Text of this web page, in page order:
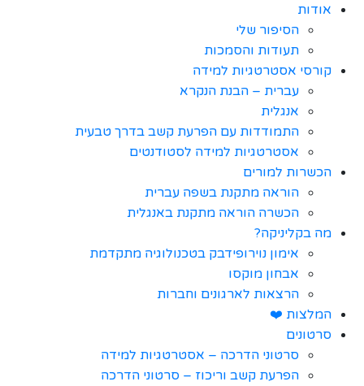
אודות
הסיפור שלי
תעודות והסמכות
קורסי אסטרטגיות למידה
עברית – הבנת הנקרא
אנגלית
התמודדות עם הפרעת קשב בדרך טבעית
אסטרטגיות למידה לסטודנטים
הכשרות למורים
הוראה מתקנת בשפה עברית
הכשרה הוראה מתקנת באנגלית
מה בקליניקה?
אימון נוירופידבק בטכנולוגיה מתקדמת
אבחון מוקסו
הרצאות לארגונים וחברות
המלצות ❤️
סרטונים
סרטוני הדרכה – אסטרטגיות למידה
הפרעת קשב וריכוז – סרטוני הדרכה